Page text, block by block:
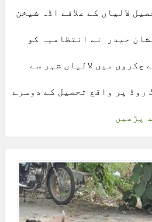
لالیاں کے علاقے اڈہ شیخن
حیدر نے انتظامیہ کو
چکروں میں لالیاں شہر سے
روڈ پر واقع تحصیل کے دوسرے
پڑھیں